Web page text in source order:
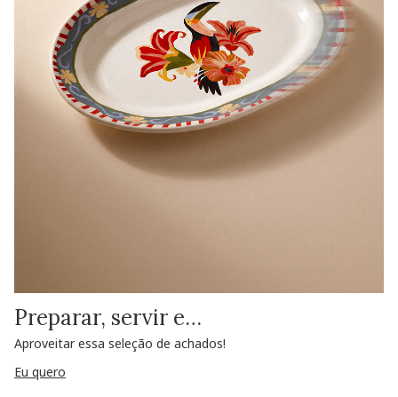
Preparar, servir e…
Aproveitar essa seleção de achados!
Eu quero